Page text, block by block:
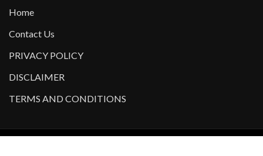
Home
Contact Us
PRIVACY POLICY
DISCLAIMER
TERMS AND CONDITIONS